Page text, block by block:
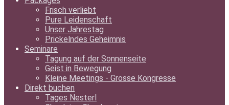
Frisch verliebt
Pure Leidenschaft
Unser Jahrestag
Prickelndes Geheimnis
Seminare
Tagung auf der Sonnenseite
Geist in Bewegung
Kleine Meetings - Grosse Kongresse
Direkt buchen
Tages Nesterl